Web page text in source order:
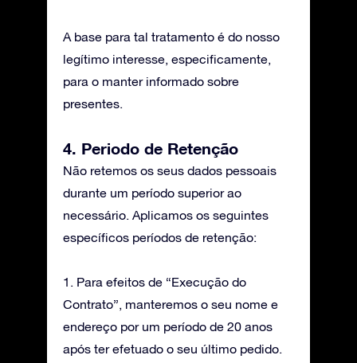
A base para tal tratamento é do nosso
legítimo interesse, especificamente,
para o manter informado sobre
presentes.
4. Periodo de Retenção
Não retemos os seus dados pessoais
durante um período superior ao
necessário. Aplicamos os seguintes
específicos períodos de retenção:
1. Para efeitos de “Execução do
Contrato”, manteremos o seu nome e
endereço por um período de 20 anos
após ter efetuado o seu último pedido.